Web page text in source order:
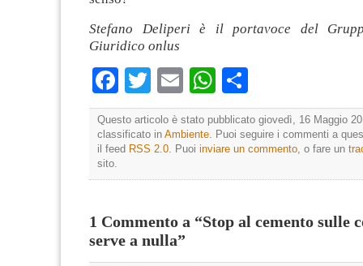
Stefano Deliperi è il portavoce del
Giuridico onlus
Facebook
TwitterEmailWhatsApp
Questo articolo è stato pubblicato giovedì, 16 Maggio
classificato in Ambiente . Puoi seguire i commenti a
il feed RSS 2.0 . Puoi inviare un commento , o fare un
sito.
1 Commento a “Stop al cemento sulle
serve a nulla”